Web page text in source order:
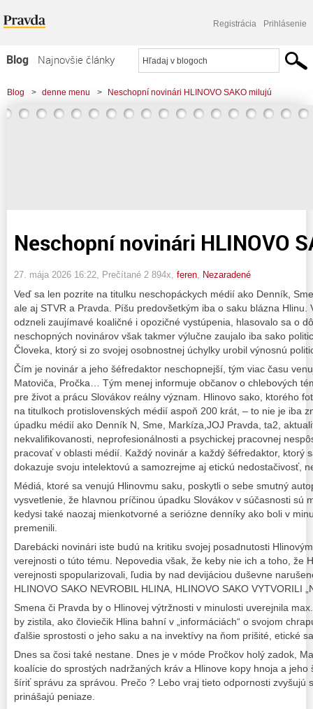
Registrácia Prihlásenie
Blog
Najnovšie články
Najčítanejšie články
Najkomentovanejšie články
Blog > denne menu > Neschopní novinári HLINOVO SAKO milujú
Neschopní novinári HLINOVO
27. mája 2026 16:22 , Prečítané 2 894x, feren Nezaradené
Veď sa len pozrite na titulku neschopáckych médií ako Denník,
ale aj STVR a Pravda. Píšu predovšetkým iba o saku blázna Hlinu.
odzneli zaujímavé koaličné i opozičné vystúpenia, hlasovalo sa o
neschopných novinárov však takmer výlučne zaujalo iba sako
Človeka, ktorý si zo svojej osobnostnej úchylky urobil výnosnú
Čím je novinár a jeho šéfredaktor neschopnejší, tým viac času
Matoviča, Pročka… Tým menej informuje občanov o chlebových
pre život a prácu Slovákov reálny význam. Hlinovo sako, ktorého
na titulkoch protislovenských médií aspoň 200 krát, – to nie je iba
úpadku médií ako Denník N, Sme, Markíza,JOJ Pravda, ta2,
nekvalifikovanosti, neprofesionálnosti a psychickej pracovnej
pracovať v oblasti médií. Každý novinár a každý šéfredaktor, ktorý
dokazuje svoju intelektovú a samozrejme aj etickú nedostačivosť,
Médiá, ktoré sa venujú Hlinovmu saku, poskytli o sebe smutný
vysvetlenie, že hlavnou príčinou úpadku Slovákov v súčasnosti sú
kedysi také naozaj mienkotvorné a seriózne denníky ako boli v
premenili.
Darebácki novinári iste budú na kritiku svojej posadnutosti
verejnosti o túto tému. Nepovedia však, že keby nie ich a toho, že
verejnosti spopularizovali, ľudia by nad devijáciou duševne
HLINOVO SAKO NEVROBIL HLINA, HLINOVO SAKO VYTVORILI
Smena či Pravda by o Hlinovej výtržnosti v minulosti uverejnila
by zistila, ako človiečik Hlina bahní v „informáciách“ o svojom
ďalšie sprostosti o jeho saku a na invektívy na ňom prišité, etické
Dnes sa čosi také nestane. Dnes je v móde Pročkov holý zadok,
koalície do sprostých nadržaných kráv a Hlinove kopy hnoja a jeho
šíriť správu za správou. Prečo ? Lebo vraj tieto odpornosti zvyšujú
prinášajú peniaze.